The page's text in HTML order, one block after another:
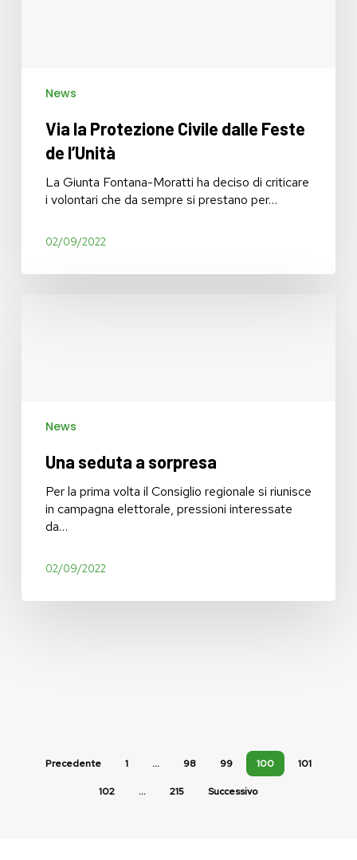
News
Via la Protezione Civile dalle Feste
de l’Unità
La Giunta Fontana-Moratti ha deciso di criticare
i volontari che da sempre si prestano per…
02/09/2022
News
Una seduta a sorpresa
Per la prima volta il Consiglio regionale si riunisce
in campagna elettorale, pressioni interessate
da…
02/09/2022
Precedente 1 … 98 99 100 101
102 … 215 Successivo